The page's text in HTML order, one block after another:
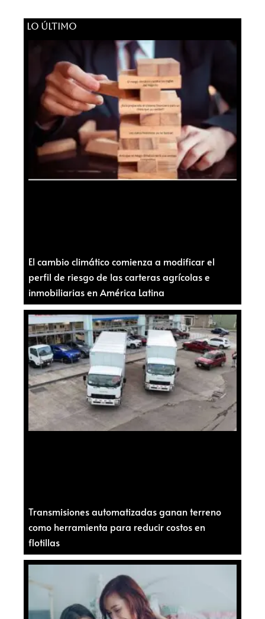
LO ÚLTIMO
El cambio climático comienza a modificar el
perfil de riesgo de las carteras agrícolas e
inmobiliarias en América Latina
Transmisiones automatizadas ganan terreno
como herramienta para reducir costos en
flotillas